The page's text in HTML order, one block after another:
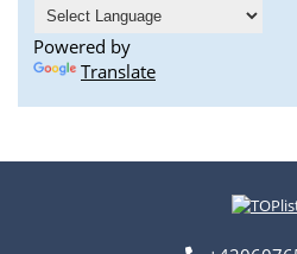
Powered by
Translate